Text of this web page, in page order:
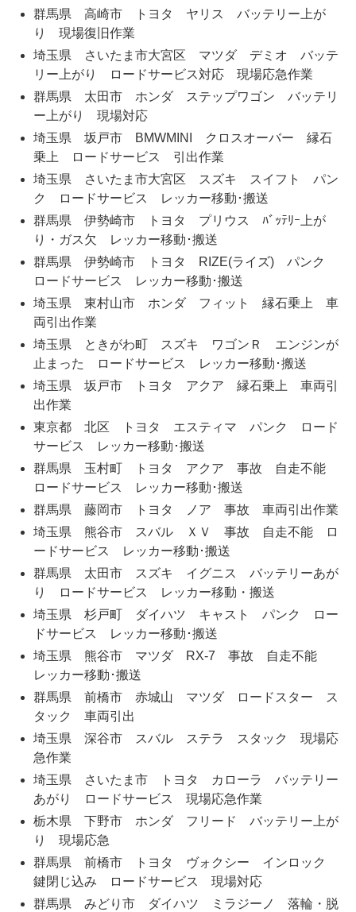
群馬県 高崎市 トヨタ ヤリス バッテリー上が
り 現場復旧作業
埼玉県 さいたま市大宮区 マツダ デミオ バッテ
リー上がり ロードサービス対応 現場応急作業
群馬県 太田市 ホンダ ステップワゴン バッテリ
ー上がり 現場対応
埼玉県 坂戸市 BMWMINI クロスオーバー 縁石
乗上 ロードサービス 引出作業
埼玉県 さいたま市大宮区 スズキ スイフト パン
ク ロードサービス レッカー移動･搬送
群馬県 伊勢崎市 トヨタ プリウス ﾊﾞｯﾃﾘｰ上が
り・ガス欠 レッカー移動･搬送
群馬県 伊勢崎市 トヨタ RIZE(ライズ) パンク
ロードサービス レッカー移動･搬送
埼玉県 東村山市 ホンダ フィット 縁石乗上 車
両引出作業
埼玉県 ときがわ町 スズキ ワゴンＲ エンジンが
止まった ロードサービス レッカー移動･搬送
埼玉県 坂戸市 トヨタ アクア 縁石乗上 車両引
出作業
東京都 北区 トヨタ エスティマ パンク ロード
サービス レッカー移動･搬送
群馬県 玉村町 トヨタ アクア 事故 自走不能
ロードサービス レッカー移動･搬送
群馬県 藤岡市 トヨタ ノア 事故 車両引出作業
埼玉県 熊谷市 スバル ＸＶ 事故 自走不能 ロ
ードサービス レッカー移動･搬送
群馬県 太田市 スズキ イグニス バッテリーあが
り ロードサービス レッカー移動・搬送
埼玉県 杉戸町 ダイハツ キャスト パンク ロー
ドサービス レッカー移動･搬送
埼玉県 熊谷市 マツダ RX-7 事故 自走不能
レッカー移動･搬送
群馬県 前橋市 赤城山 マツダ ロードスター ス
タック 車両引出
埼玉県 深谷市 スバル ステラ スタック 現場応
急作業
埼玉県 さいたま市 トヨタ カローラ バッテリー
あがり ロードサービス 現場応急作業
栃木県 下野市 ホンダ フリード バッテリー上が
り 現場応急
群馬県 前橋市 トヨタ ヴォクシー インロック
鍵閉じ込み ロードサービス 現場対応
群馬県 みどり市 ダイハツ ミラジーノ 落輪・脱